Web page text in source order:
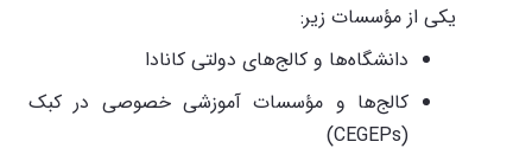
یکی از مؤسسات زیر:
دانشگاه‌ها و کالج‌های دولتی کانادا
کالج‌ها و مؤسسات آموزشی خصوصی در کبک
(CEGEPs)